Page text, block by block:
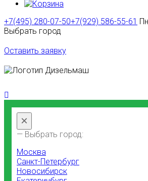
+7(495) 280-07-50+7(929) 586-55-61
Выбрать город
Оставить заявку
×
— Выбрать город:
Москва
Санкт-Петербург
Новосибирск